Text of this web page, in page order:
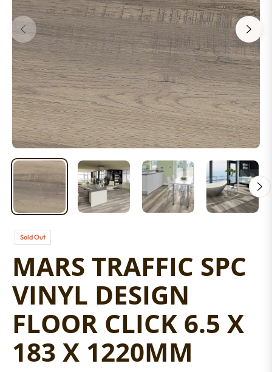
Sold Out
MARS TRAFFIC SPC
VINYL DESIGN
FLOOR CLICK 6.5 X
183 X 1220MM